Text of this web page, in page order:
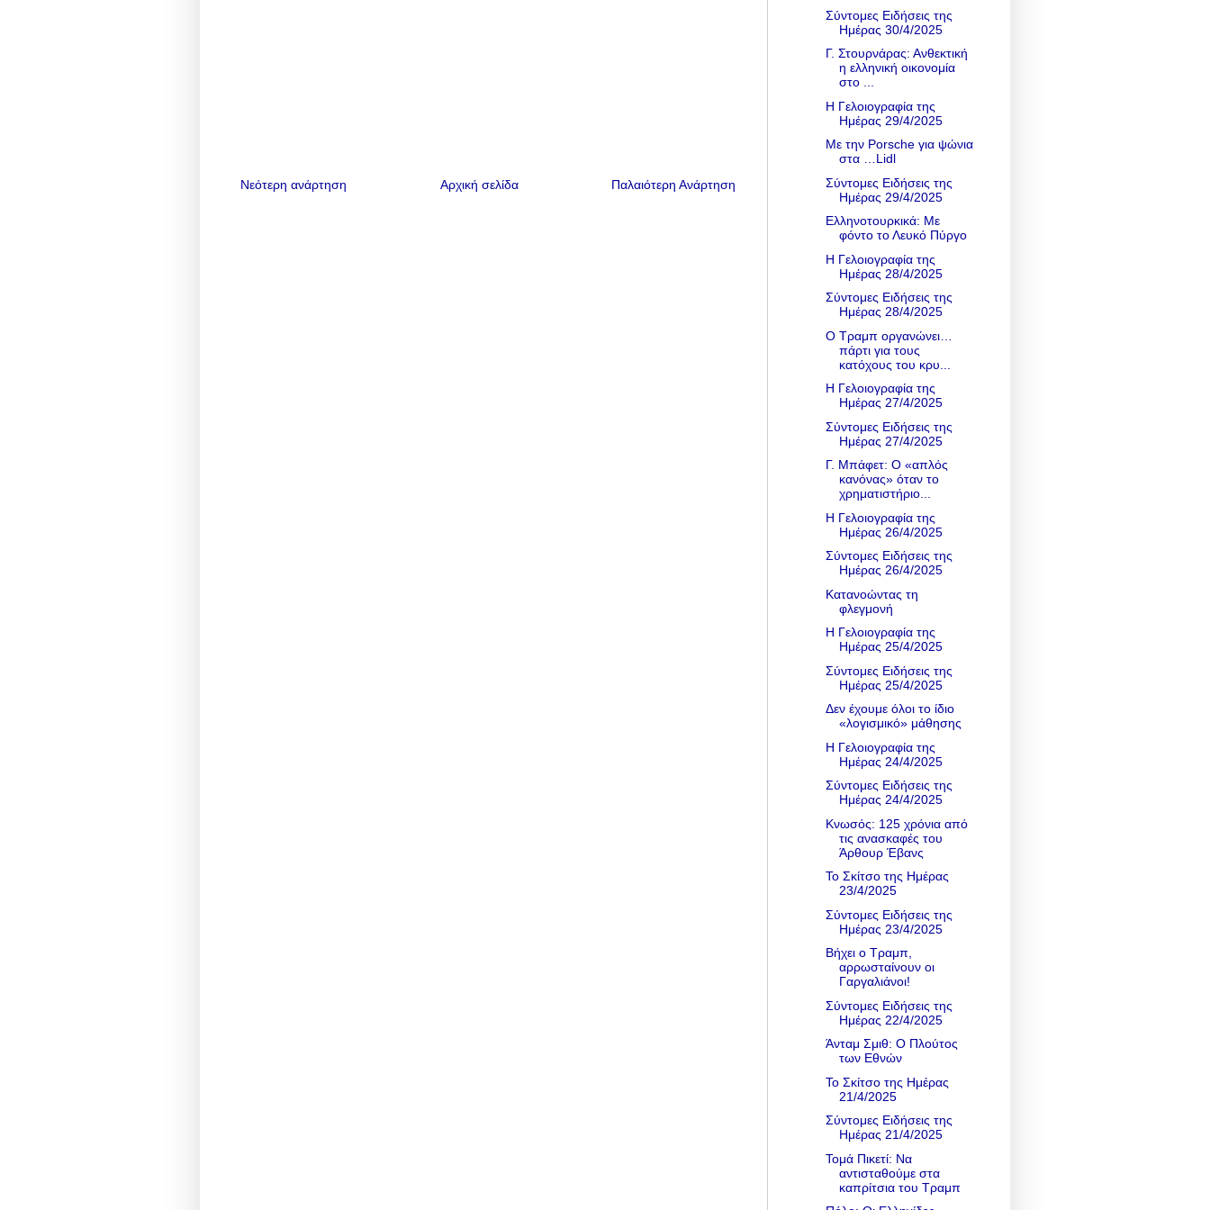
Νεότερη ανάρτηση Παλαιότερη Ανάρτηση
Αρχική σελίδα
Σύντομες Ειδήσεις της
Ημέρας 30/4/2025
Γ. Στουρνάρας: Ανθεκτική
η ελληνική οικονομία
στο ...
Η Γελοιογραφία της
Ημέρας 29/4/2025
Με την Porsche για ψώνια
στα …Lidl
Σύντομες Ειδήσεις της
Ημέρας 29/4/2025
Ελληνοτουρκικά: Με
φόντο το Λευκό Πύργο
Η Γελοιογραφία της
Ημέρας 28/4/2025
Σύντομες Ειδήσεις της
Ημέρας 28/4/2025
Ο Τραμπ οργανώνει…
πάρτι για τους
κατόχους του κρυ...
Η Γελοιογραφία της
Ημέρας 27/4/2025
Σύντομες Ειδήσεις της
Ημέρας 27/4/2025
Γ. Μπάφετ: Ο «απλός
κανόνας» όταν το
χρηματιστήριο...
Η Γελοιογραφία της
Ημέρας 26/4/2025
Σύντομες Ειδήσεις της
Ημέρας 26/4/2025
Κατανοώντας τη
φλεγμονή
Η Γελοιογραφία της
Ημέρας 25/4/2025
Σύντομες Ειδήσεις της
Ημέρας 25/4/2025
Δεν έχουμε όλοι το ίδιο
«λογισμικό» μάθησης
Η Γελοιογραφία της
Ημέρας 24/4/2025
Σύντομες Ειδήσεις της
Ημέρας 24/4/2025
Κνωσός: 125 χρόνια από
τις ανασκαφές του
Άρθουρ Έβανς
Το Σκίτσο της Ημέρας
23/4/2025
Σύντομες Ειδήσεις της
Ημέρας 23/4/2025
Βήχει ο Τραμπ,
αρρωσταίνουν οι
Γαργαλιάνοι!
Σύντομες Ειδήσεις της
Ημέρας 22/4/2025
Άνταμ Σμιθ: Ο Πλούτος
των Εθνών
Το Σκίτσο της Ημέρας
21/4/2025
Σύντομες Ειδήσεις της
Ημέρας 21/4/2025
Τομά Πικετί: Να
αντισταθούμε στα
καπρίτσια του Τραμπ